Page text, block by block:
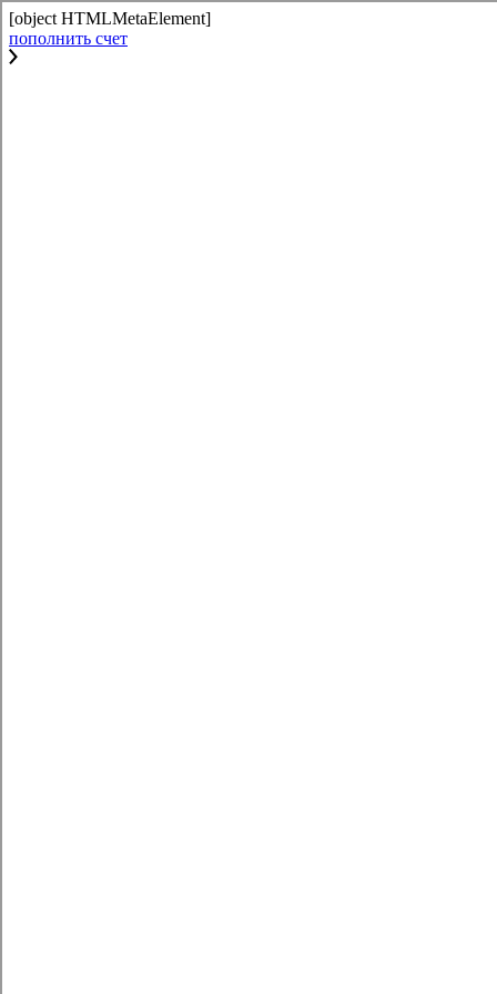
[object HTMLMetaElement]
пополнить счет